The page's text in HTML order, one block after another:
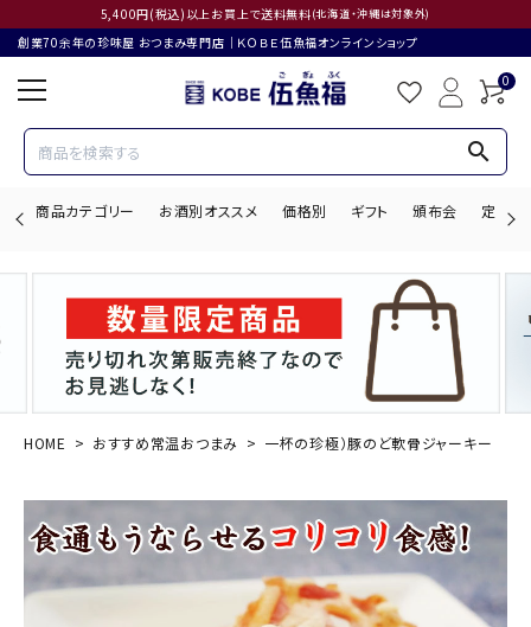
5,400円(税込)以上お買上で送料無料(北海道・沖縄は対象外)
創業70余年の珍味屋 おつまみ専門店│ＫＯＢＥ伍魚福オンラインショップ
0
search
商品カテゴリー お酒別オススメ 価格別 ギフト 頒布会 定期購
search
ACCOUNT MENU
商品カテゴリー
HOME おすすめ常温おつまみ 一杯の珍極）豚のど軟骨ジャーキー